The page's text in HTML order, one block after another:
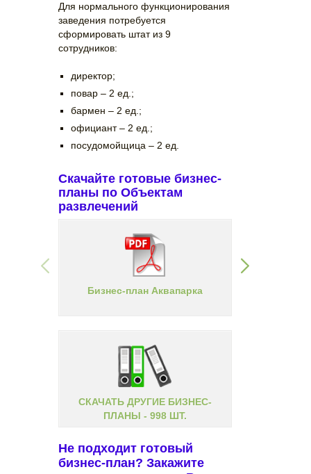
Для нормального функционирования
заведения потребуется
сформировать штат из 9
сотрудников:
директор;
повар – 2 ед.;
бармен – 2 ед.;
официант – 2 ед.;
посудомойщица – 2 ед.
Скачайте готовые бизнес-
планы по Объектам
развлечений
Бизнес-план Аквапарка
СКАЧАТЬ ДРУГИЕ БИЗНЕС-
ПЛАНЫ - 998 ШТ.
Не подходит готовый
бизнес-план? Закажите